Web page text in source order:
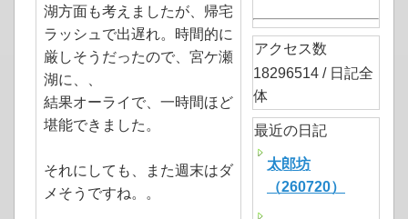
湖方面も考えましたが、帰宅
ラッシュで出遅れ。時間的に
厳しそうだったので、宮ケ瀬
湖に、、
結果オーライで、一時間ほど
堪能できました。
それにしても、また週末はダ
メそうですね。。
アクセス数
18296514 / 日記全
体
最近の日記
太郎坊
（260720）